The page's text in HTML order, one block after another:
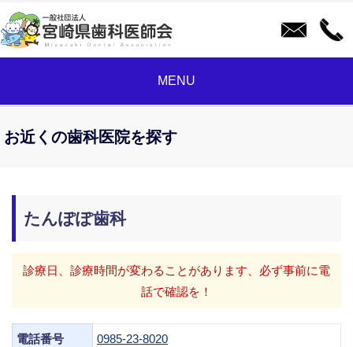
MENU
お近くの歯科医院を探す
たんぽぽ歯科
診療日、診療時間が変わることがあります、必ず事前に電
話で確認を！
電話番号 0985-23-8020